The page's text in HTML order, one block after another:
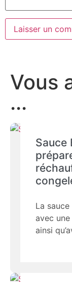
Vous
...
Sauce
La
avec
ainsi